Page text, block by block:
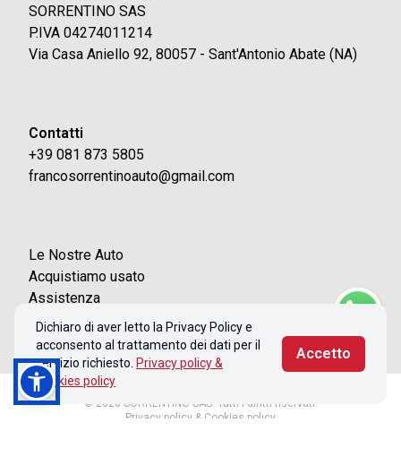
SORRENTINO SAS
P.IVA 04274011214
Via Casa Aniello 92, 80057 - Sant'Antonio Abate (NA)
Contatti
+39 081 873 5805
francosorrentinoauto@gmail.com
Le Nostre Auto
Acquistiamo usato
Assistenza
Contatti
Dichiaro di aver letto la Privacy Policy e
acconsento al trattamento dei dati per il
servizio richiesto. Privacy policy &
Cookies policy
Accetto
© 2026 SORRENTINO SAS. Tutti i diritti riservati.
Privacy policy & Cookies policy